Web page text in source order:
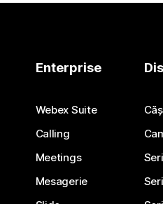
Enterprise
Webex Suite
Calling
Meetings
Mesagerie